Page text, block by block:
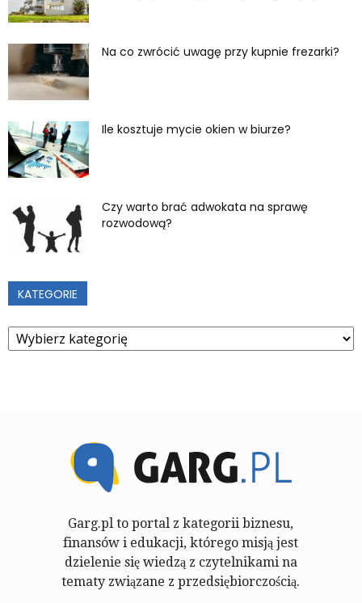
Na co zwrócić uwagę przy kupnie frezarki?
Ile kosztuje mycie okien w biurze?
Czy warto brać adwokata na sprawę
rozwodową?
KATEGORIE
Kategorie
Garg.pl to portal z kategorii biznesu,
finansów i edukacji, którego misją jest
dzielenie się wiedzą z czytelnikami na
tematy związane z przedsiębiorczością.